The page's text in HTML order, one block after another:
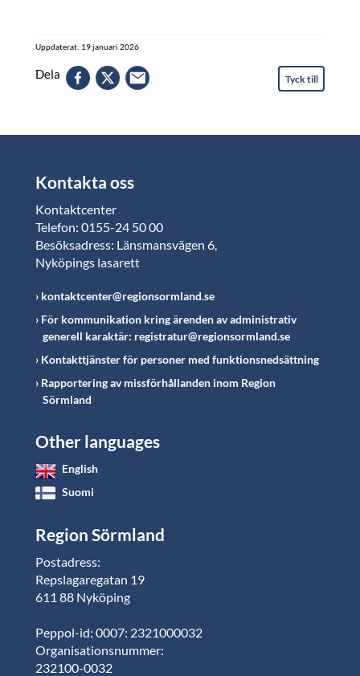
Uppdaterat: 19 januari 2026
Dela Tyck till
Kontakta oss
Kontaktcenter
Telefon: 0155-24 50 00
Besöksadress: Länsmansvägen 6,
Nyköpings lasarett
kontaktcenter@regionsormland.se
För kommunikation kring ärenden av administrativ
generell karaktär: registratur@regionsormland.se
Kontakttjänster för personer med funktionsnedsättning
Rapportering av missförhållanden inom Region
Sörmland
Other languages
English
Suomi
Region Sörmland
Postadress:
Repslagaregatan 19
611 88 Nyköping
Peppol-id: 0007: 2321000032
Organisationsnummer:
232100-0032